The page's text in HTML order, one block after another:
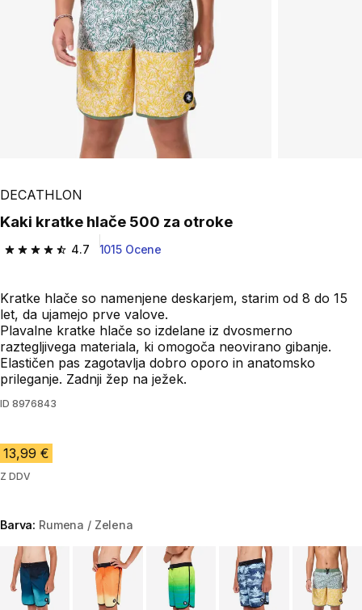
DECATHLON
Kaki kratke hlače 500 za otroke
4.7
4.7 od 5 zvezdic from 1015 ocene
1015 Ocene
Kratke hlače so namenjene deskarjem, starim od 8 do 15
let, da ujamejo prve valove.
Plavalne kratke hlače so izdelane iz dvosmerno
raztegljivega materiala, ki omogoča neovirano gibanje.
Elastičen pas zagotavlja dobro oporo in anatomsko
prileganje. Zadnji žep na ježek.
ID 8976843
13,99 €
Z DDV
Barva: Rumena / Zelena
Choose a variant